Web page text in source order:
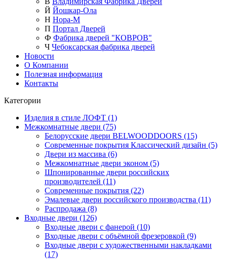
Й Йошкар-Ола
Н Нора-М
П Портал Дверей
Ф Фабрика дверей "КОВРОВ"
Ч Чебоксарская фабрика дверей
Новости
О Компании
Полезная информация
Контакты
Категории
Изделия в стиле ЛОФТ (1)
Межкомнатные двери (75)
Белорусские двери BELWOODDOORS (15)
Современные покрытия Классический дизайн (5)
Двери из массива (6)
Межкомнатные двери эконом (5)
Шпонированные двери российских
производителей (11)
Современные покрытия (22)
Эмалевые двери российского производства (11)
Распродажа (8)
Входные двери (126)
Входные двери с фанерой (10)
Входные двери с объёмной фрезеровкой (9)
Входные двери с художественными накладками
(17)